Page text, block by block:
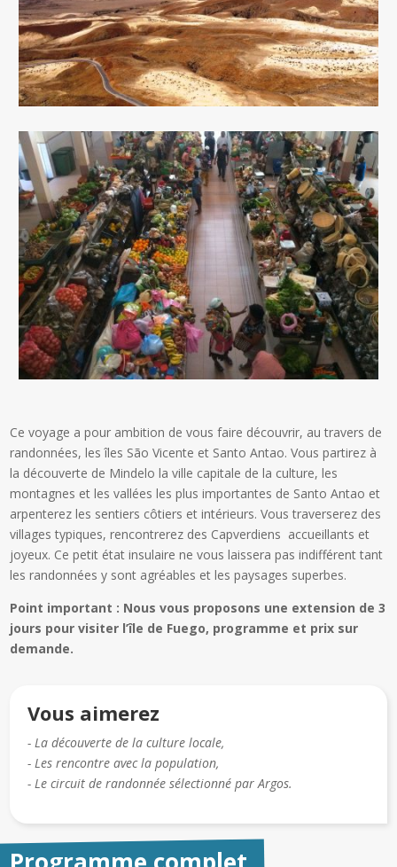
Ce voyage a pour ambition de vous faire découvrir, au travers de
randonnées, les îles São Vicente et Santo Antao. Vous partirez à
la découverte de Mindelo la ville capitale de la culture, les
montagnes et les vallées les plus importantes de Santo Antao et
arpenterez les sentiers côtiers et intérieurs. Vous traverserez des
villages typiques, rencontrerez des Capverdiens accueillants et
joyeux. Ce petit état insulaire ne vous laissera pas indifférent tant
les randonnées y sont agréables et les paysages superbes.
Point important : Nous vous proposons une extension de 3
jours pour visiter l’île de Fuego, programme et prix sur
demande.
Vous aimerez
- La découverte de la culture locale,
- Les rencontre avec la population,
- Le circuit de randonnée sélectionné par Argos.